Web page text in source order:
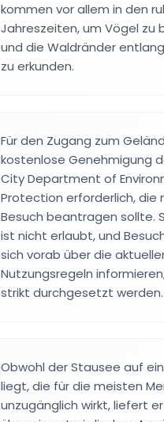
kommen vor allem in den
Jahreszeiten, um Vögel zu
und die Waldränder
zu erkunden.
Für den Zugang zum
kostenlose Genehmigung
City Department of
Protection erforderlich, die
Besuch beantragen sollte.
ist nicht erlaubt, und
sich vorab über die
Nutzungsregeln
strikt durchgesetzt werden.
Obwohl der Stausee auf
liegt, die für die meisten
unzugänglich wirkt, liefert